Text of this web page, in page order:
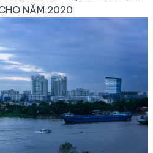
NĂM 2020